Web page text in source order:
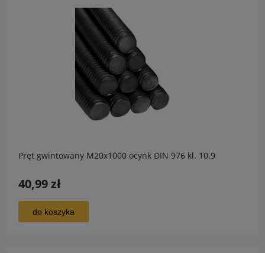
Pręt gwintowany M20x1000 ocynk DIN 976 kl. 10.9
40,99 zł
do koszyka